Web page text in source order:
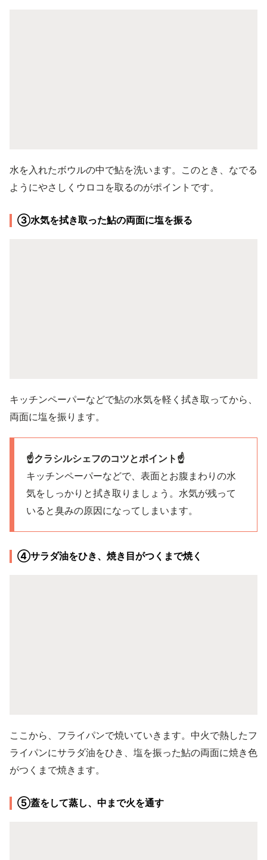
水を入れたボウルの中で鮎を洗います。このとき、なでる
ようにやさしくウロコを取るのがポイントです。
③水気を拭き取った鮎の両面に塩を振る
キッチンペーパーなどで鮎の水気を軽く拭き取ってから、
両面に塩を振ります。
☝️クラシルシェフのコツとポイント☝️
キッチンペーパーなどで、表面とお腹まわりの水
気をしっかりと拭き取りましょう。水気が残って
いると臭みの原因になってしまいます。
④サラダ油をひき、焼き目がつくまで焼く
ここから、フライパンで焼いていきます。中火で熱したフ
ライパンにサラダ油をひき、塩を振った鮎の両面に焼き色
がつくまで焼きます。
⑤蓋をして蒸し、中まで火を通す